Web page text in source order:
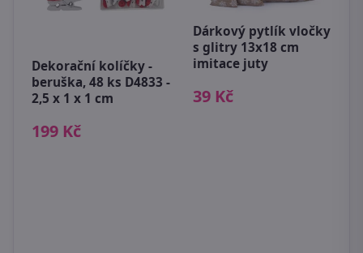
Dekorační kolíčky -
beruška, 48 ks D4833 -
2,5 x 1 x 1 cm
199 Kč
Dárkový pytlík vločky
s glitry 13x18 cm
imitace juty
39 Kč